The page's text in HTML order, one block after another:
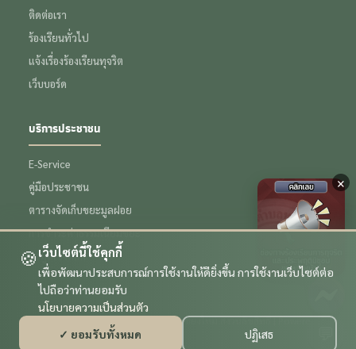
🍪 เว็บไซต์นี้ใช้คุกกี้
เพื่อพัฒนาประสบการณ์การใช้งานให้ดียิ่งขึ้น การใช้งานเว็บไซต์ต่อ
ไปถือว่าท่านยอมรับ
นโยบายความเป็นส่วนตัว
✓ ยอมรับทั้งหมด
ปฏิเสธ
ติดต่อเรา
ร้องเรียนทั่วไป
แจ้งเรื่องร้องเรียนทุจริต
เว็บบอร์ด
บริการประชาชน
E-Service
คู่มือประชาชน
ตารางจัดเก็บขยะมูลฝอย
การชำระค่าธรรมเนียมขยะ
ข้อมูลเชิงสถิติ
© 2569 เทศบาลตำบลหนองหอย จังหวัดเชียงใหม่ สงวนลิขสิทธิ์ | Powered by
รับทำเว็บไซต์ เชียงใหม่
×